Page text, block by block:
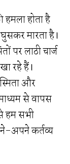
होता है
मारता है।
पर लाठी चार्ज
रहे हैं।
और
से वापस
हम सभी
अपने कर्तव्य